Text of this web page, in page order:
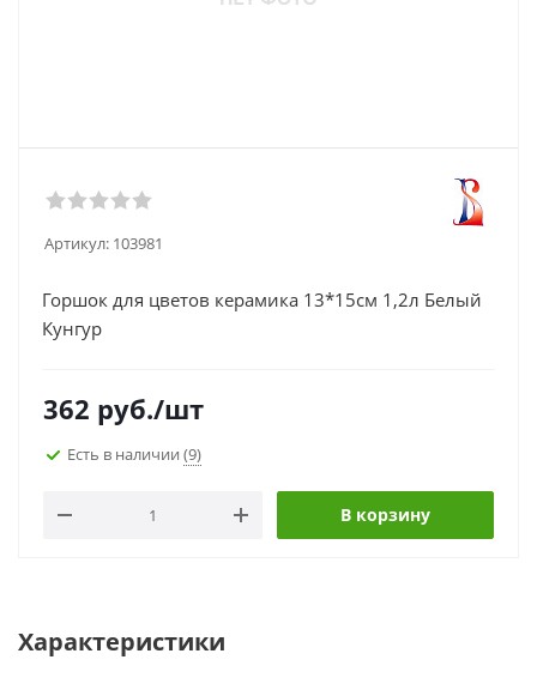
Артикул: 103981
Горшок для цветов керамика 13*15см 1,2л Белый
Кунгур
362 руб./шт
Есть в наличии (9)
В корзину
Характеристики